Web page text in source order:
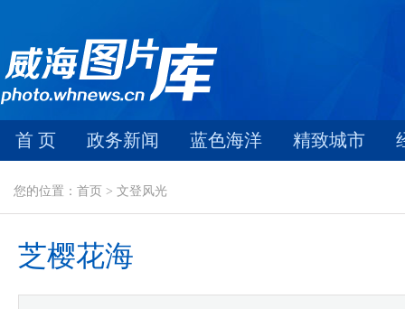
首 页 政务新闻 蓝色海洋 精致城市
您的位置：首页 > 文登风光
芝樱花海